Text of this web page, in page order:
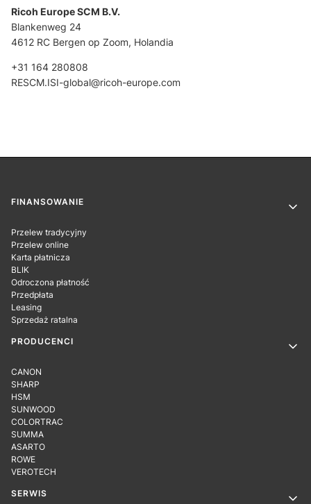
Ricoh Europe SCM B.V.
Blankenweg 24
4612 RC Bergen op Zoom, Holandia
+31 164 280808
RESCM.ISI-global@ricoh-europe.com
Linki w stopce
FINANSOWANIE
Przelew tradycyjny
Przelew online
Karta płatnicza
BLIK
Odroczona płatność
Przedpłata
Leasing
Sprzedaż ratalna
PRODUCENCI
CANON
SHARP
HSM
SUNWOOD
COLORTRAC
SUMMA
ASARTO
ROWE
VEROTECH
SERWIS